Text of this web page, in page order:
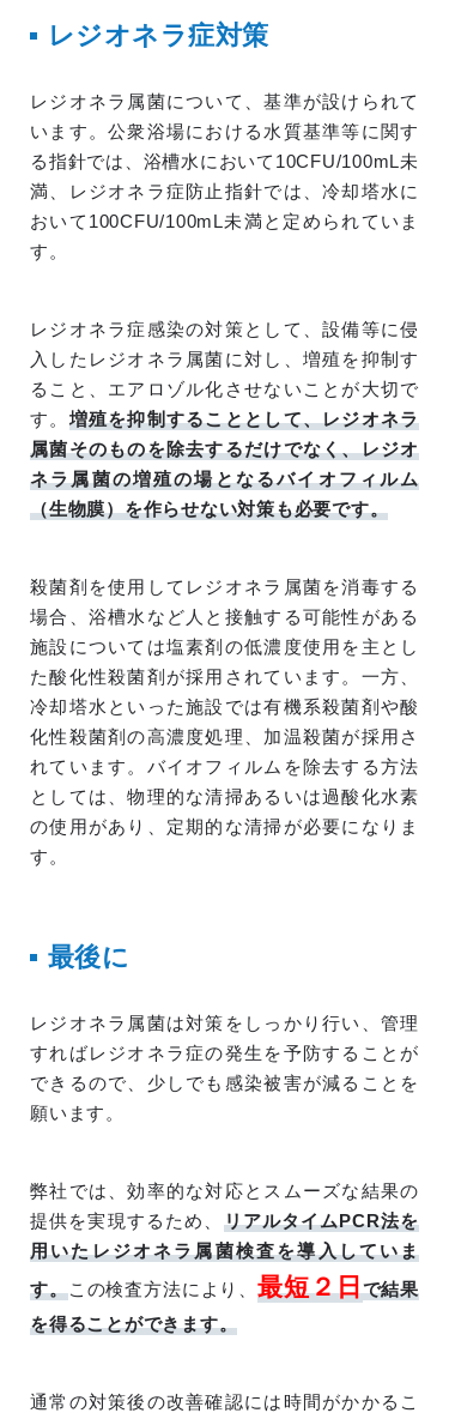
レジオネラ症対策
レジオネラ属菌について、基準が設けられて
います。公衆浴場における水質基準等に関す
る指針では、浴槽水において10CFU/100mL未
満、レジオネラ症防止指針では、冷却塔水に
おいて100CFU/100mL未満と定められていま
す。
レジオネラ症感染の対策として、設備等に侵
入したレジオネラ属菌に対し、増殖を抑制す
ること、エアロゾル化させないことが大切で
す。 増殖を抑制することとして、レジオネラ
属菌そのものを除去するだけでなく、レジオ
ネラ属菌の増殖の場となるバイオフィルム
（生物膜）を作らせない対策も必要です。
殺菌剤を使用してレジオネラ属菌を消毒する
場合、浴槽水など人と接触する可能性がある
施設については塩素剤の低濃度使用を主とし
た酸化性殺菌剤が採用されています。一方、
冷却塔水といった施設では有機系殺菌剤や酸
化性殺菌剤の高濃度処理、加温殺菌が採用さ
れています。バイオフィルムを除去する方法
としては、物理的な清掃あるいは過酸化水素
の使用があり、定期的な清掃が必要になりま
す。
最後に
レジオネラ属菌は対策をしっかり行い、管理
すればレジオネラ症の発生を予防することが
できるので、少しでも感染被害が減ることを
願います。
弊社では、効率的な対応とスムーズな結果の
提供を実現するため、 リアルタイムPCR法を
用いたレジオネラ属菌検査を導入していま
す。この検査方法により、最短２日で結果
を得ることができます。
通常の対策後の改善確認には時間がかかるこ